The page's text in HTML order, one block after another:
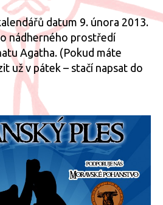
datum 9. února 2013.
nádherného prostředí
Agatha. (Pokud máte
už v pátek – stačí napsat do